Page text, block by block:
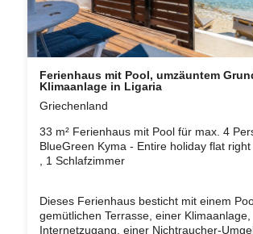
Ferienhaus mit Pool, umzäuntem
Klimaanlage in Ligaria
Griechenland
33 m² Ferienhaus mit Pool für max. 4
BlueGreen Kyma - Entire holiday flat
, 1 Schlafzimmer
Dieses Ferienhaus besticht mit einem
gemütlichen Terrasse, einer Klimaanlage,
Internetzugang, einer Nichtraucher-